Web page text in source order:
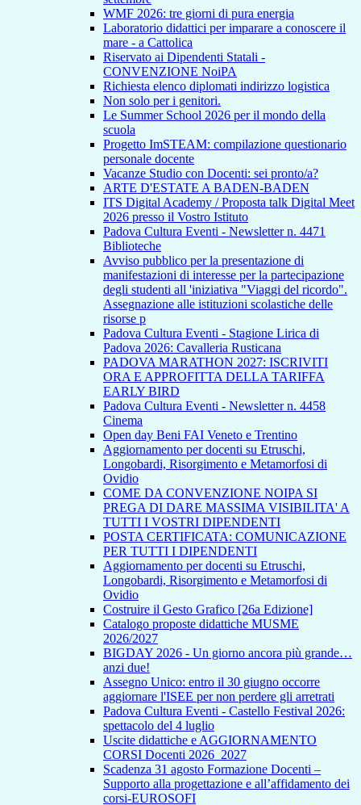
WMF 2026: tre giorni di pura energia
Laboratorio didattici per imparare a conoscere il
mare - a Cattolica
Riservato ai Dipendenti Statali -
CONVENZIONE NoiPA
Richiesta elenco diplomati indirizzo logistica
Non solo per i genitori.
Le Summer School 2026 per il mondo della
scuola
Progetto ImSTEAM: compilazione questionario
personale docente
Vacanze Studio con Docenti: sei pronto/a?
ARTE D'ESTATE A BADEN-BADEN
ITS Digital Academy / Proposta talk Digital Meet
2026 presso il Vostro Istituto
Padova Cultura Eventi - Newsletter n. 4471
Biblioteche
Avviso pubblico per la presentazione di
manifestazioni di interesse per la partecipazione
degli studenti all 'iniziativa "Viaggi del ricordo".
Assegnazione alle istituzioni scolastiche delle
risorse p
Padova Cultura Eventi - Stagione Lirica di
Padova 2026: Cavalleria Rusticana
PADOVA MARATHON 2027: ISCRIVITI
ORA E APPROFITTA DELLA TARIFFA
EARLY BIRD
Padova Cultura Eventi - Newsletter n. 4458
Cinema
Open day Beni FAI Veneto e Trentino
Aggiornamento per docenti su Etruschi,
Longobardi, Risorgimento e Metamorfosi di
Ovidio
COME DA CONVENZIONE NOIPA SI
PREGA DI DARE MASSIMA VISIBILITA' A
TUTTI I VOSTRI DIPENDENTI
POSTA CERTIFICATA: COMUNICAZIONE
PER TUTTI I DIPENDENTI
Aggiornamento per docenti su Etruschi,
Longobardi, Risorgimento e Metamorfosi di
Ovidio
Costruire il Gesto Grafico [26a Edizione]
Catalogo proposte didattiche MUSME
2026/2027
BIGDAY 2026 - Un giorno ancora più grande…
anzi due!
Assegno Unico: entro il 30 giugno occorre
aggiornare l'ISEE per non perdere gli arretrati
Padova Cultura Eventi - Castello Festival 2026:
spettacolo del 4 luglio
Uscite didattiche e AGGIORNAMENTO
CORSI Docenti 2026_2027
Scadenza 31 agosto Formazione Docenti –
Supporto alla progettazione e all’affidamento dei
corsi-EUROSOFI